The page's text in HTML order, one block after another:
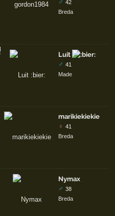
♂ 42
Breda
Luit
♂ 41
Made
marikiekiekie
♀ 41
Breda
Nymax
♂ 38
Breda